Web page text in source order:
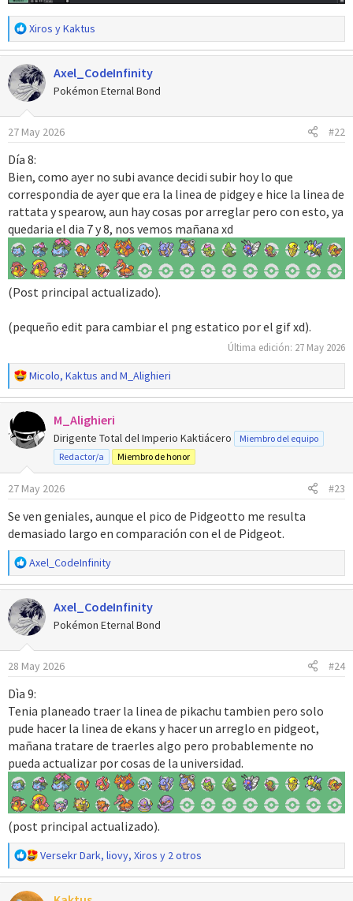
R
e
a
c
c
i
o
n
s
:
Xiros yKaktus
Axel_CodeInfinity
Pokémon Eternal Bond
27 May 2026 #22
Día 8:
Bien, como ayer no subi avance decidi subir hoy lo que
correspondia de ayer que era la linea de pidgey e hice la linea de
rattata y spearow, aun hay cosas por arreglar pero con esto, ya
quedaria el dia 7 y 8, nos vemos mañana xd
(Post principal actualizado).
(pequeño edit para cambiar el png estatico por el gif xd).
Última edición: 27 May 2026
R
e
a
c
i
e
:
Micolo, Kaktus and M_Alighieri
M_Alighieri
Dirigente Total del Imperio Kaktiácero
Miembro del equipo
Redactor/a
Miembro de honor
27 May 2026 #23
Se ven geniales, aunque el pico de Pidgeotto me resulta
demasiado largo en comparación con el de Pidgeot.
R
e
a
c
c
i
o
n
s
:
Axel_CodeInfinity
Axel_CodeInfinity
Pokémon Eternal Bond
28 May 2026 #24
Dìa 9:
Tenia planeado traer la linea de pikachu tambien pero solo
pude hacer la linea de ekans y hacer un arreglo en pidgeot,
mañana tratare de traerles algo pero probablemente no
pueda actualizar por cosas de la universidad.
(post principal actualizado).
R
e
a
Versekr Dark, liovy, Xiros y 2 otros